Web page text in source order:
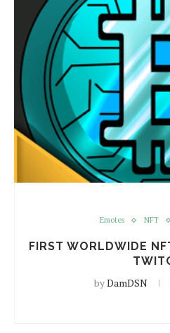
Emotes NFT
FIRST WORLDWIDE
byDamDSN